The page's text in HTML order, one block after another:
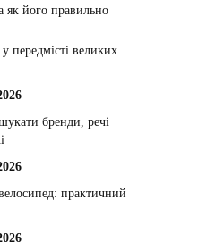
його правильно
передмісті великих
бренди, речі
практичний